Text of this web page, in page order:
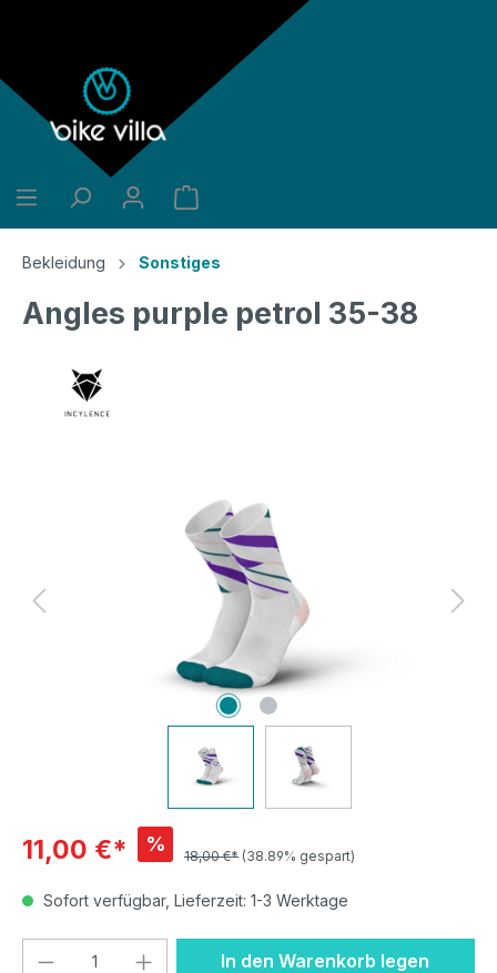
Bekleidung Sonstiges
Angles purple petrol 35-38
11,00 €* %
18,00 €* (38.89% gespart)
Sofort verfügbar, Lieferzeit: 1-3 Werktage
Produkt Anzahl: Gib denIn den Warenkorb legen